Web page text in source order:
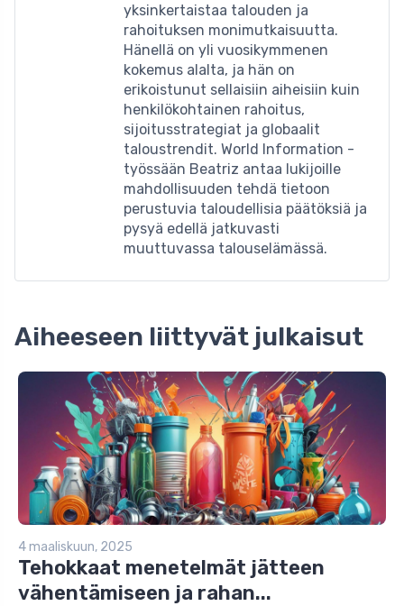
yksinkertaistaa talouden ja
rahoituksen monimutkaisuutta.
Hänellä on yli vuosikymmenen
kokemus alalta, ja hän on
erikoistunut sellaisiin aiheisiin kuin
henkilökohtainen rahoitus,
sijoitusstrategiat ja globaalit
taloustrendit. World Information -
työssään Beatriz antaa lukijoille
mahdollisuuden tehdä tietoon
perustuvia taloudellisia päätöksiä ja
pysyä edellä jatkuvasti
muuttuvassa talouselämässä.
Aiheeseen liittyvät julkaisut
4 maaliskuun, 2025
Tehokkaat menetelmät jätteen
vähentämiseen ja rahan...